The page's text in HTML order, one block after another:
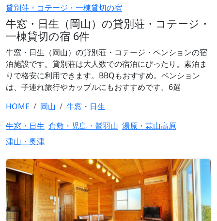
貸別荘・コテージ・一棟貸切の宿
牛窓・日生（岡山）の貸別荘・コテージ・
一棟貸切の宿 6件
牛窓・日生（岡山）の貸別荘・コテージ・ペンションの宿
泊施設です。貸別荘は大人数での宿泊にぴったり。素泊ま
りで格安に利用できます。BBQもおすすめ。ペンション
は、子連れ旅行やカップルにもおすすめです。6選
HOME
岡山
牛窓・日生
牛窓・日生 倉敷・児島・鷲羽山 湯原・蒜山高原
津山・奥津